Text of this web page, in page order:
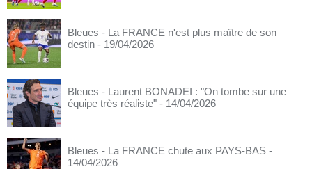
Bleues - La FRANCE n'est plus maître de son
destin - 19/04/2026
Bleues - Laurent BONADEI : "On tombe sur une
équipe très réaliste" - 14/04/2026
Bleues - La FRANCE chute aux PAYS-BAS -
14/04/2026